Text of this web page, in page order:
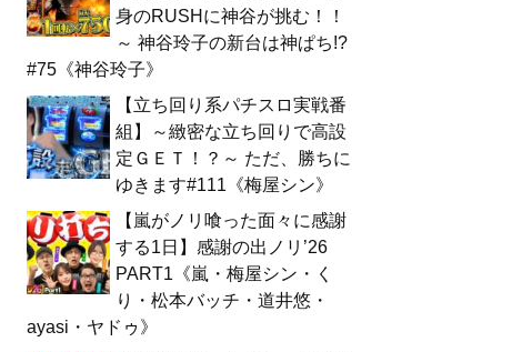
身のRUSHに神谷が挑む！！
～ 神谷玲子の新台は神ぱち!?
#75《神谷玲子》
【立ち回り系パチスロ実戦番
組】～緻密な立ち回りで高設
定ＧＥＴ！？～ ただ、勝ちに
ゆきます#111《梅屋シン》
【嵐がノリ喰った面々に感謝
する1日】感謝の出ノリ’26
PART1《嵐・梅屋シン・く
り・松本バッチ・道井悠・
ayasi・ヤドゥ》